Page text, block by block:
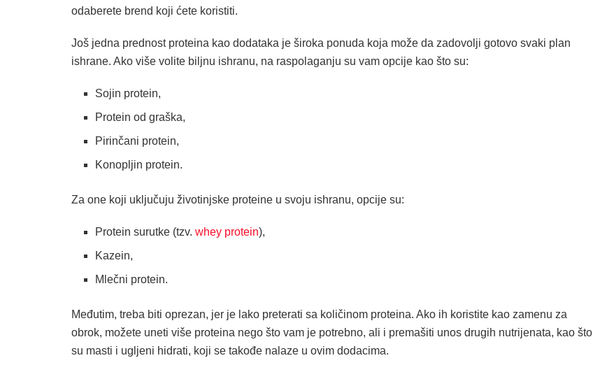
odaberete brend koji ćete koristiti.
Još jedna prednost proteina kao dodataka je široka ponuda koja može da zadovolji gotovo svaki plan
ishrane. Ako više volite biljnu ishranu, na raspolaganju su vam opcije kao što su:
Sojin protein,
Protein od graška,
Pirinčani protein,
Konopljin protein.
Za one koji uključuju životinjske proteine u svoju ishranu, opcije su:
Protein surutke (tzv.whey protein),
Kazein,
Mlečni protein.
Međutim, treba biti oprezan, jer je lako preterati sa količinom proteina. Ako ih koristite kao zamenu za
obrok, možete uneti više proteina nego što vam je potrebno, ali i premašiti unos drugih nutrijenata, kao što
su masti i ugljeni hidrati, koji se takođe nalaze u ovim dodacima.